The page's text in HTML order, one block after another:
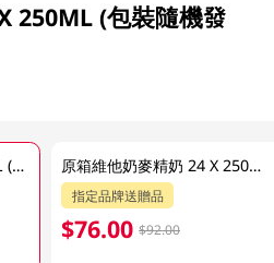
250ML (包裝隨機發
維他奶麥精豆奶 6 X 250ML (包裝隨機發貨) 原箱維他奶麥精奶 24 X 250ML (包裝隨機發貨)
指定品牌送贈品
$76.00 $92.00